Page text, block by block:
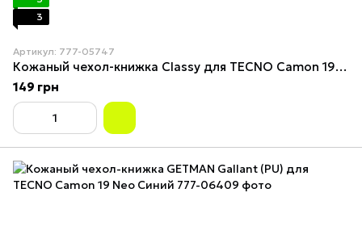
3
Артикул: 777-05747
Кожаный чехол-книжка Classy для TECNO Camon 19 Neo Black
149 грн